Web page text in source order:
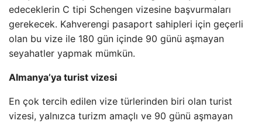
edeceklerin C tipi Schengen vizesine başvurmaları
gerekecek. Kahverengi pasaport sahipleri için geçerli
olan bu vize ile 180 gün içinde 90 günü aşmayan
seyahatler yapmak mümkün.
Almanya’ya turist vizesi
En çok tercih edilen vize türlerinden biri olan turist
vizesi, yalnızca turizm amaçlı ve 90 günü aşmayan